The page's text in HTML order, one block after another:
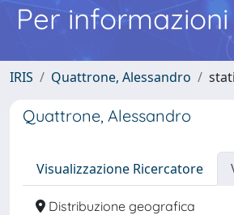
Per
IRIS Quattrone, Alessandro
Quattrone, Alessandro
Visualizzazione Ricercatore
Distribuzione geografica